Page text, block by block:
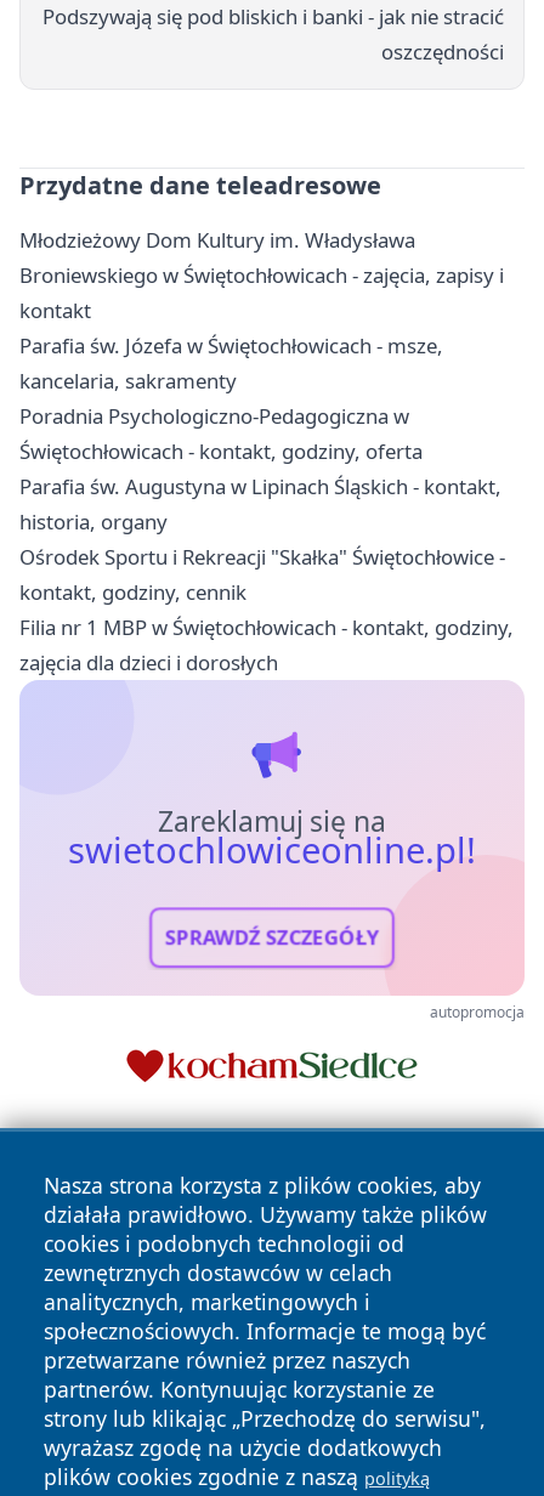
Podszywają się pod bliskich i banki - jak nie stracić
oszczędności
Przydatne dane teleadresowe
Młodzieżowy Dom Kultury im. Władysława
Broniewskiego w Świętochłowicach - zajęcia, zapisy i
kontakt
Parafia św. Józefa w Świętochłowicach - msze,
kancelaria, sakramenty
Poradnia Psychologiczno-Pedagogiczna w
Świętochłowicach - kontakt, godziny, oferta
Parafia św. Augustyna w Lipinach Śląskich - kontakt,
historia, organy
Ośrodek Sportu i Rekreacji "Skałka" Świętochłowice -
kontakt, godziny, cennik
Filia nr 1 MBP w Świętochłowicach - kontakt, godziny,
zajęcia dla dzieci i dorosłych
Zareklamuj się na
swietochlowiceonline.pl!
SPRAWDŹ SZCZEGÓŁY
autopromocja
Nasza strona korzysta z plików cookies, aby
działała prawidłowo. Używamy także plików
cookies i podobnych technologii od
zewnętrznych dostawców w celach
analitycznych, marketingowych i
społecznościowych. Informacje te mogą być
przetwarzane również przez naszych
partnerów. Kontynuując korzystanie ze
strony lub klikając „Przechodzę do serwisu",
wyrażasz zgodę na użycie dodatkowych
plików cookies zgodnie z naszą polityką
Copyright © 2026 swietochlowiceonline.pl Wszystkie prawa
zastrzeżone.
News Autorzy
Polityka
Prywatności
Polityka
Cookies